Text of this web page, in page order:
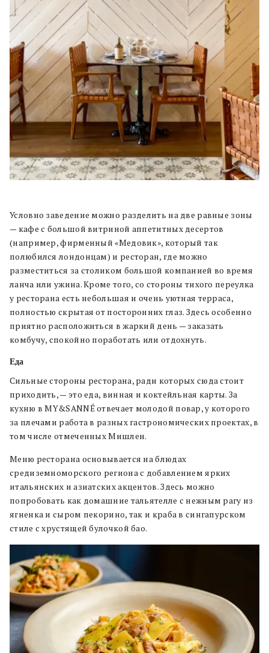
Условно заведение можно разделить на две равные зоны
— кафе с большой витриной аппетитных десертов
(например, фирменный «Медовик», который так
полюбился лондонцам) и ресторан, где можно
разместиться за столиком большой компанией во время
ланча или ужина. Кроме того, со стороны тихого переулка
у ресторана есть небольшая и очень уютная терраса,
полностью скрытая от посторонних глаз. Здесь особенно
приятно расположиться в жаркий день — заказать
комбучу, спокойно поработать или отдохнуть.
Еда
Сильные стороны ресторана, ради которых сюда стоит
приходить, — это еда, винная и коктейльная карты. За
кухню в MY&SANNÉ отвечает молодой повар, у которого
за плечами работа в разных гастрономических проектах, в
том числе отмеченных Мишлен.
Меню ресторана основывается на блюдах
средиземноморского региона с добавлением ярких
итальянских и азиатских акцентов. Здесь можно
попробовать как домашние тальятелле с нежным рагу из
ягненка и сыром пекорино, так и краба в сингапурском
стиле с хрустящей булочкой бао.